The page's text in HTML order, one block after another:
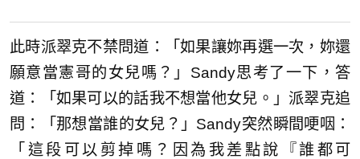
此時派翠克不禁問道：「如果讓妳再選一次，妳還
願意當憲哥的女兒嗎？」Sandy思考了一下，答
道：「如果可以的話我不想當他女兒。」派翠克追
問：「那想當誰的女兒？」Sandy突然瞬間哽咽：
「這段可以剪掉嗎？因為我差點說『誰都可